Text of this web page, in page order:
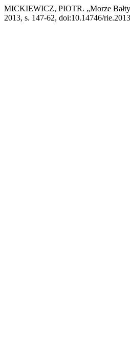
MICKIEWICZ, PIOTR. „Morze
2013, s. 147-62, doi:10.14746/